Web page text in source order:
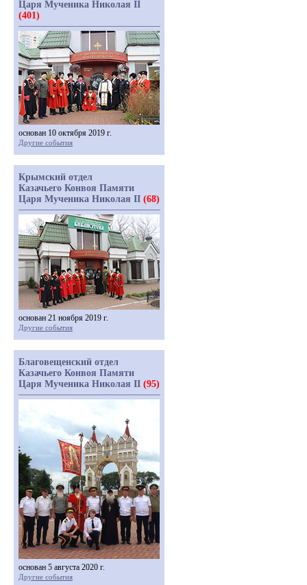
Царя Мученика Николая II
(401)
основан 10 октября 2019 г.
Другие события
Крымский отдел
Казачьего Конвоя Памяти
Царя Мученика Николая II (68)
основан 21 ноября 2019 г.
Другие события
Благовещенский отдел
Казачьего Конвоя Памяти
Царя Мученика Николая II (95)
основан 5 августа 2020 г.
Другие события